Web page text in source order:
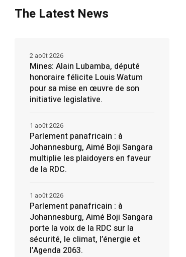
The Latest News
Mines: Alain Lubamba, député
honoraire félicite Louis Watum
pour sa mise en œuvre de son
initiative legislative.
2 août 2026
Parlement panafricain : à
Johannesburg, Aimé Boji Sangara
multiplie les plaidoyers en faveur
de la RDC.
1 août 2026
Parlement panafricain : à
Johannesburg, Aimé Boji Sangara
porte la voix de la RDC sur la
sécurité, le climat, l’énergie et
l’Agenda 2063.
1 août 2026